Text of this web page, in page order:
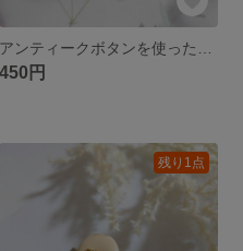
450円
残り1点